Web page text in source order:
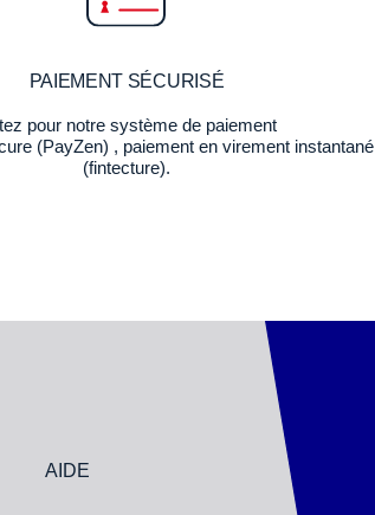
PAIEMENT SÉCURISÉ
pour notre système de paiement
(PayZen) , paiement en virement instantané
(fintecture).
AIDE